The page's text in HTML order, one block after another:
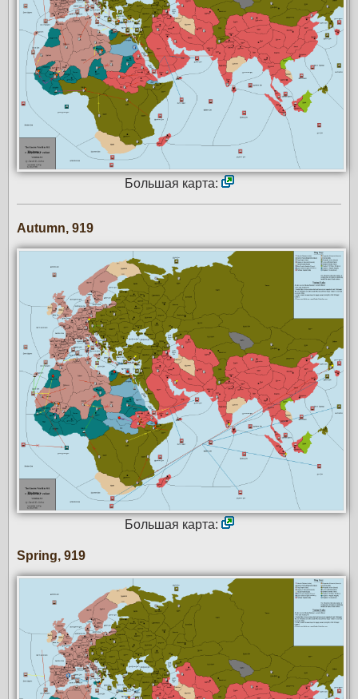
Большая карта:
Autumn, 919
Большая карта:
Spring, 919